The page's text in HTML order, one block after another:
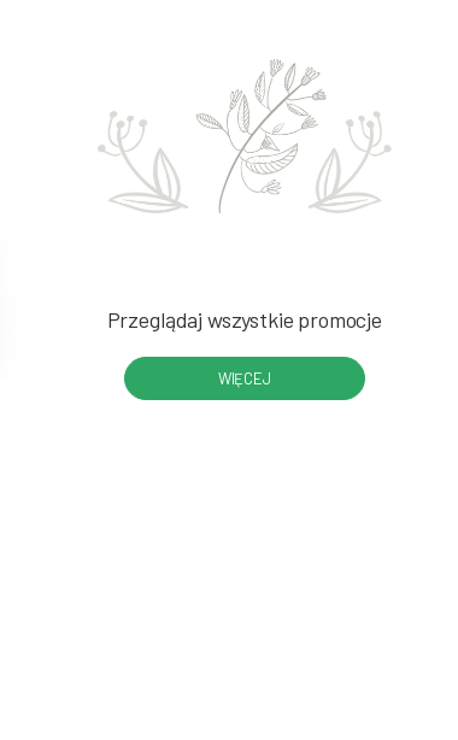
Przeglądaj wszystkie promocje
WIĘCEJ